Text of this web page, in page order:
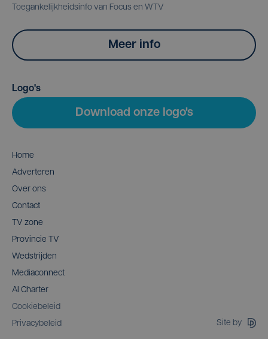
Toegankelijkheidsinfo van Focus en WTV
Meer info
Logo's
Download onze logo's
Home
Adverteren
Over ons
Contact
TV zone
Provincie TV
Wedstrijden
Mediaconnect
AI Charter
Cookiebeleid
Privacybeleid
Site by